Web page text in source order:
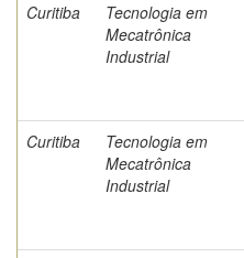
Curitiba
Tecnologia em
Mecatrônica
Industrial
Curitiba
Tecnologia em
Mecatrônica
Industrial